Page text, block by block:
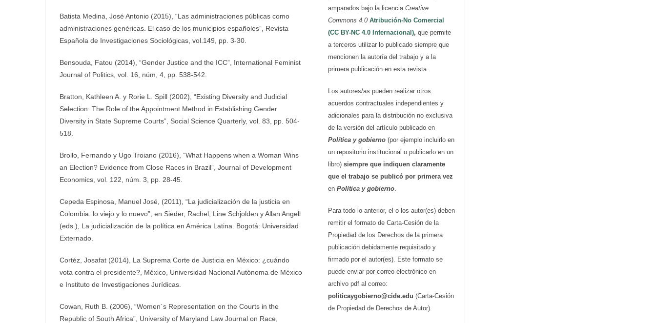
Batista Medina, José Antonio (2015), “Las administraciones públicas como
administraciones genéricas. El caso de los municipios españoles”, Revista
Española de Investigaciones Sociológicas, vol.149, pp. 3-30.
Bensouda, Fatou (2014), “Gender Justice and the ICC”, International Feminist
Journal of Politics, vol. 16, núm, 4, pp. 538-542.
Bratton, Kathleen A. y Rorie L. Spill (2002), “Existing Diversity and Judicial
Selection: The Role of the Appointment Method in Establishing Gender
Diversity in State Supreme Courts”, Social Science Quarterly, vol. 83, pp. 504-
518.
Brollo, Fernando y Ugo Troiano (2016), “What Happens when a Woman Wins
an Election? Evidence from Close Races in Brazil”, Journal of Development
Economics, vol. 122, núm. 3, pp. 28-45.
Cepeda Espinosa, Manuel José, (2011), “La judicialización de la justicia en
Colombia: lo viejo y lo nuevo”, en Sieder, Rachel, Line Schjolden y Allan Angell
(eds.), La judicialización de la política en América Latina. Bogotá: Universidad
Externado.
Cortéz, Josafat (2014), La Suprema Corte de Justicia en México: ¿cuándo
vota contra el presidente?, México, Universidad Nacional Autónoma de México
e Instituto de Investigaciones Jurídicas.
Cowan, Ruth B. (2006), “Women´s Representation on the Courts in the
Republic of South Africa”, University of Maryland Law Journal on Race,
amparados bajo la licencia Creative
Commons 4.0 Atribución-No Comercial
(CC BY-NC 4.0 Internacional), que permite
a terceros utilizar lo publicado siempre que
mencionen la autoría del trabajo y a la
primera publicación en esta revista.
Los autores/as pueden realizar otros
acuerdos contractuales independientes y
adicionales para la distribución no exclusiva
de la versión del artículo publicado en
Política y gobierno (por ejemplo incluirlo en
un repositorio institucional o publicarlo en un
libro) siempre que indiquen claramente
que el trabajo se publicó por primera vez
en Política y gobierno.
Para todo lo anterior, el o los autor(es) deben
remitir el formato de Carta-Cesión de la
Propiedad de los Derechos de la primera
publicación debidamente requisitado y
firmado por el autor(es). Este formato se
puede enviar por correo electrónico en
archivo pdf al correo:
politicaygobierno@cide.edu (Carta-Cesión
de Propiedad de Derechos de Autor).